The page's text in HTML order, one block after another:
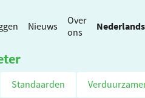
Nieuws
Over
ons
Nederlands
Standaarden